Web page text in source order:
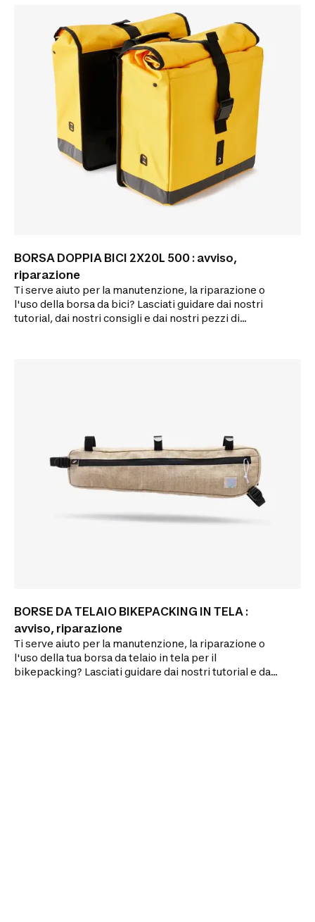
BORSA DOPPIA BICI 2X20L 500 : avviso,
riparazione
Ti serve aiuto per la manutenzione, la riparazione o
l'uso della borsa da bici? Lasciati guidare dai nostri
tutorial, dai nostri consigli e dai nostri pezzi di
BORSE DA TELAIO BIKEPACKING IN TELA :
avviso, riparazione
Ti serve aiuto per la manutenzione, la riparazione o
l'uso della tua borsa da telaio in tela per il
bikepacking? Lasciati guidare dai nostri tutorial e dai